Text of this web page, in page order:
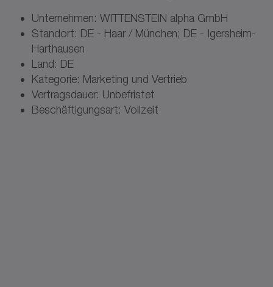
Unternehmen: WITTENSTEIN alpha GmbH
Standort: DE - Haar / München; DE - Igersheim-
Harthausen
Land: DE
Kategorie: Marketing und Vertrieb
Vertragsdauer: Unbefristet
Beschäftigungsart: Vollzeit